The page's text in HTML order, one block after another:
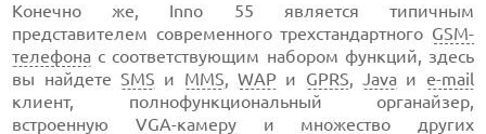
Конечно же, Inno 55 является типичным
представителем современного трехстандартного GSM-
телефона с соответствующим набором функций, здесь
вы найдете SMS и MMS, WAP и GPRS,Java и e-mail
клиент, полнофункциональный органайзер,
встроенную VGA-камеруи множество других